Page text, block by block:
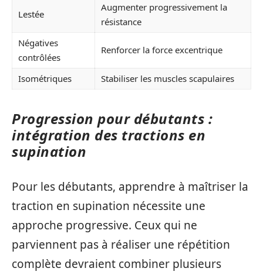
Lestée
Augmenter progressivement la
résistance
Négatives
contrôlées
Renforcer la force excentrique
Isométriques Stabiliser les muscles scapulaires
Progression pour débutants :
intégration des tractions en
supination
Pour les débutants, apprendre à maîtriser la
traction en supination nécessite une
approche progressive. Ceux qui ne
parviennent pas à réaliser une répétition
complète devraient combiner plusieurs